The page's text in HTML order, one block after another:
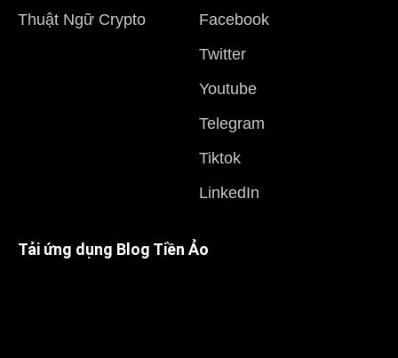
Thuật Ngữ Crypto
Facebook
Twitter
Youtube
Telegram
Tiktok
LinkedIn
Tải ứng dụng Blog Tiền Ảo